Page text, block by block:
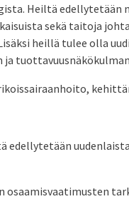
Heiltä edellytetään
sekä taitoja
heillä tulee olla
osaamisvaatimusten